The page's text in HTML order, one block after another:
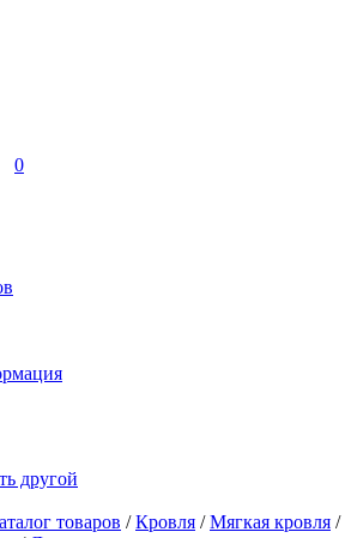
0
другой
товаров / Кровля / Мягкая кровля /